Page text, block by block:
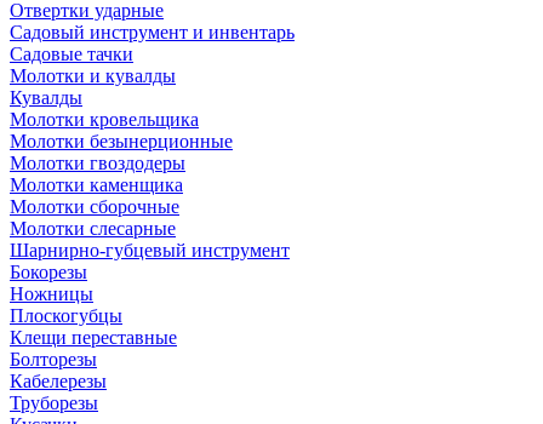
Отвертки ударные
Садовый инструмент и инвентарь
Садовые тачки
Молотки и кувалды
Кувалды
Молотки кровельщика
Молотки безынерционные
Молотки гвоздодеры
Молотки каменщика
Молотки сборочные
Молотки слесарные
Шарнирно-губцевый инструмент
Бокорезы
Ножницы
Плоскогубцы
Клещи переставные
Болторезы
Кабелерезы
Труборезы